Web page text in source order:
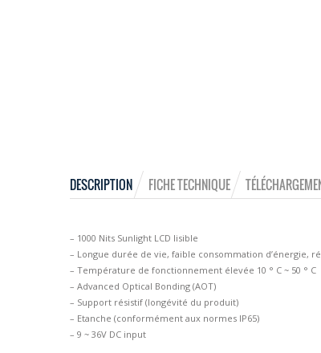
DESCRIPTION FICHE TECHNIQUE
– 1000 Nits Sunlight LCD lisible
– Longue durée de vie, faible consommation d’énergie,
– Température de fonctionnement élevée 10 ° C ~ 50 ° C
– Advanced Optical Bonding (AOT)
– Support résistif (longévité du produit)
– Etanche (conformément aux normes IP65)
– 9 ~ 36V DC input